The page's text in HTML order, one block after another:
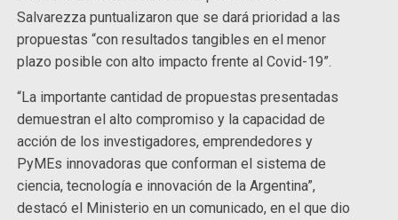
Salvarezza puntualizaron que se dará prioridad a las
propuestas “con resultados tangibles en el menor
plazo posible con alto impacto frente al Covid-19”.
“La importante cantidad de propuestas presentadas
demuestran el alto compromiso y la capacidad de
acción de los investigadores, emprendedores y
PyMEs innovadoras que conforman el sistema de
ciencia, tecnología e innovación de la Argentina”,
destacó el Ministerio en un comunicado, en el que dio